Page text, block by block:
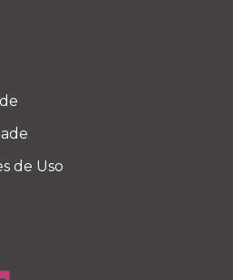
de Uso